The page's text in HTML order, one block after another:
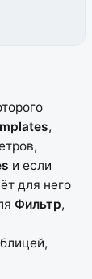
,
и если
для него
Фильтр,